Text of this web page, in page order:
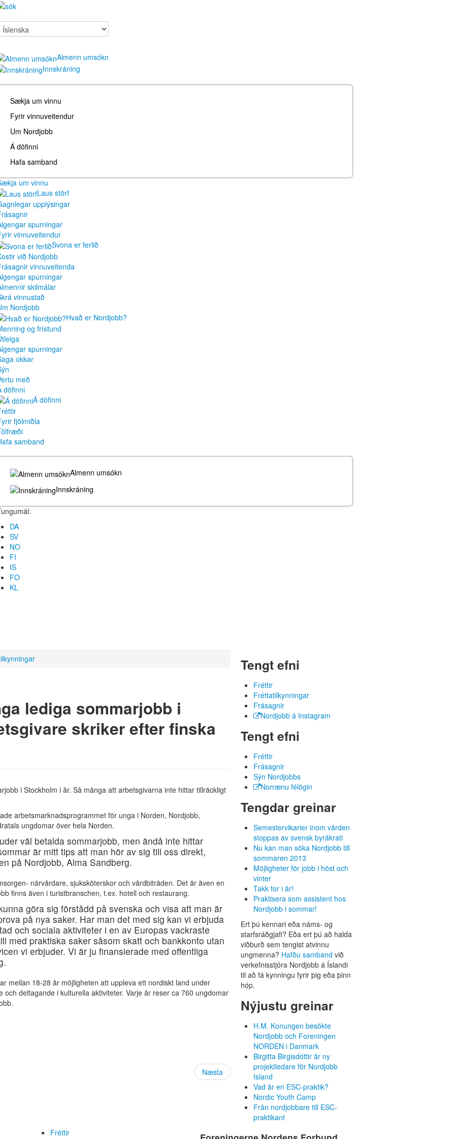
Almenn umsókn
Innskráning
Sækja um vinnu
Fyrir vinnuveitendur
Um Nordjobb
Á döfinni
Hafa samband
um vinnu
Laus störf
upplýsingar
spurningar
vinnuveitendur
Svona er ferlið
við Nordjobb
vinnuveitenda
spurningar
skilmálar
vinnustað
Nordjobb
Hvað er Nordjobb?
og frístund
spurningar
okkar
með
döfinni
Á döfinni
fjölmiðla
samband
Almenn umsókn
Innskráning
DA
SV
NO
FI
IS
FO
KL
lediga sommarjobb i
skriker efter finska
i Stockholm i år. Så många att arbetsgivarna inte hittar tillräckligt
arbetsmarknadsprogrammet för unga i Norden, Nordjobb,
ungdomar över hela Norden.
väl betalda sommarjobb, men ändå inte hittar
är mitt tips att man hör av sig till oss direkt,
på Nordjobb, Alma Sandberg.
närvårdare, sjuksköterskor och vårdbiträden. Det är även en
finns även i turistbranschen, t.ex. hotell och restaurang.
göra sig förstådd på svenska och visa att man är
på nya saker. Har man det med sig kan vi erbjuda
och sociala aktiviteter i en av Europas vackraste
med praktiska saker såsom skatt och bankkonto utan
vi erbjuder. Vi är ju finansierade med offentliga
mellan 18-28 år möjligheten att uppleva ett nordiskt land under
deltagande i kulturella aktiviteter. Varje år reser ca 760 ungdomar
Næsta
Tengt efni
Fréttir
Fréttatilkynningar
Frásagnir
Nordjobb á Instagram
Tengt efni
Fréttir
Frásagnir
Sýn Nordjobbs
Norrænu félögin
Tengdar greinar
Semestervikarier inom vården
stoppas av svensk byråkrati
Nu kan man söka Nordjobb till
sommaren 2013
Möjligheter för jobb i höst och
vinter
Takk for i år!
Praktisera som assistent hos
Nordjobb i sommar!
Ert þú kennari eða náms- og
starfsráðgjafi? Eða ert þú að halda
viðburð sem tengist atvinnu
ungmenna? Hafðu samband við
verkefnisstjóra Nordjobb á Íslandi
til að fá kynningu fyrir þig eða þinn
hóp.
Nýjustu greinar
H.M. Konungen besökte
Nordjobb och Foreningen
NORDEN i Danmark
Birgitta Birgisdóttir är ny
projektledare för Nordjobb
Island
Vad är en ESC-praktik?
Nordic Youth Camp
Från nordjobbare till ESC-
praktikant
Fréttir